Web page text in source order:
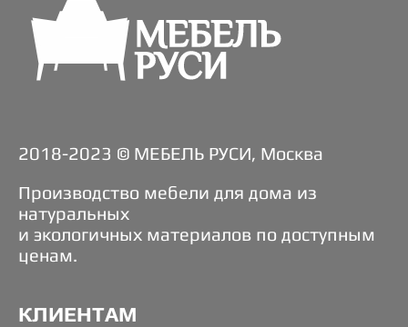
2018-2023 © МЕБЕЛЬ РУСИ, Москва
Производство мебели для дома из
натуральных
и экологичных материалов по доступным
ценам.
КЛИЕНТАМ